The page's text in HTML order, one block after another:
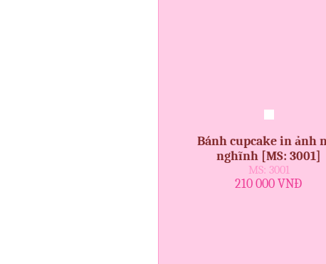
Bánh cupcake in ảnh
nghĩnh [MS: 3001]
MS: 3001
210 000 VNĐ